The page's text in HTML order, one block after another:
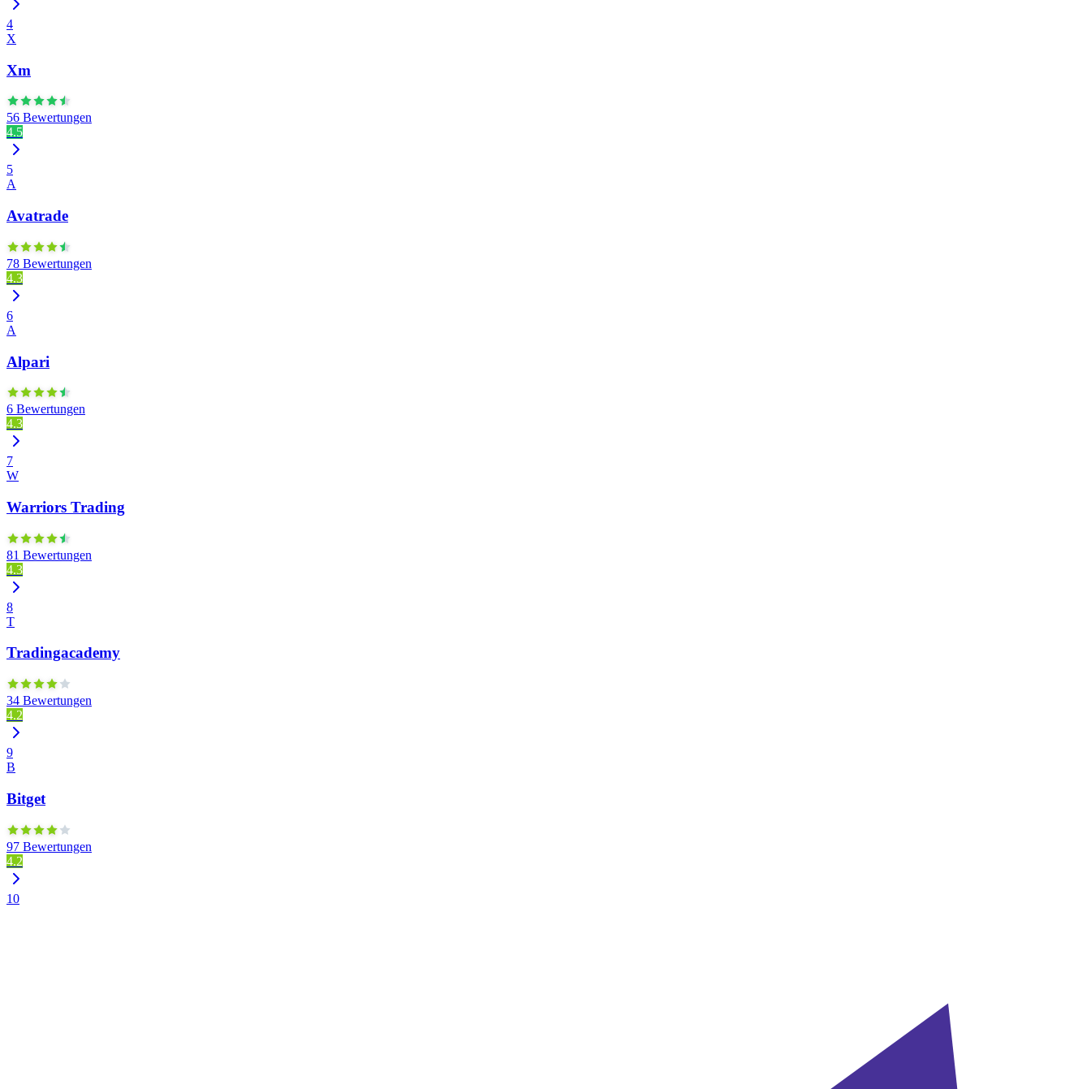
4
X
Xm
56 Bewertungen
4.5
5
A
Avatrade
78 Bewertungen
4.3
6
A
Alpari
6 Bewertungen
4.3
7
W
Warriors Trading
81 Bewertungen
4.3
8
T
Tradingacademy
34 Bewertungen
4.2
9
B
Bitget
97 Bewertungen
4.2
10